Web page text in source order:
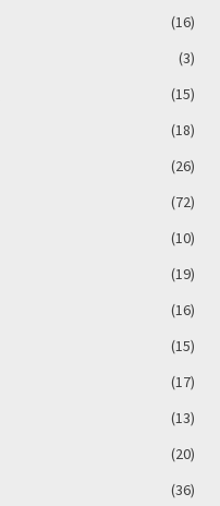
(16)
(3)
(15)
(18)
(26)
(72)
(10)
(19)
(16)
(15)
(17)
(13)
(20)
(36)